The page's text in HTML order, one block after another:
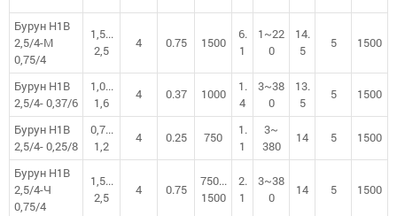
Бурун Н1В
2,5/4-М
0,75/4
1,5...
2,5
4 0.75 1500
6.
1
1~22
0
14.
5
5 1500
Бурун Н1В
2,5/4- 0,37/6
1,0...
1,6
4 0.37 1000
1.
4
3~38
0
13.
5
5 1500
Бурун Н1В
2,5/4- 0,25/8
0,7...
1,2
4 0.25 750
1.
1
3~
380
14 5 1500
Бурун Н1В
2,5/4-Ч
0,75/4
1,5...
2,5
4 0.75
750...
1500
2.
1
3~38
0
14 5 1500